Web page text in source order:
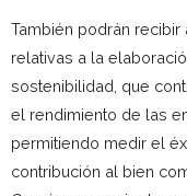
También podrán
relativas a la
sostenibilidad, que
el rendimiento de las
permitiendo medir el
contribución al bien